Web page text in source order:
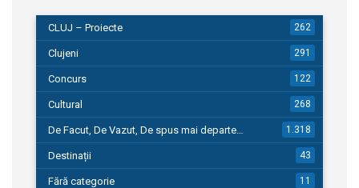
CLUJ – Proiecte 262
Clujeni 291
Concurs 122
Cultural 268
De Facut, De Vazut, De spus mai departe… 1.318
Destinații 43
Fără categorie 11